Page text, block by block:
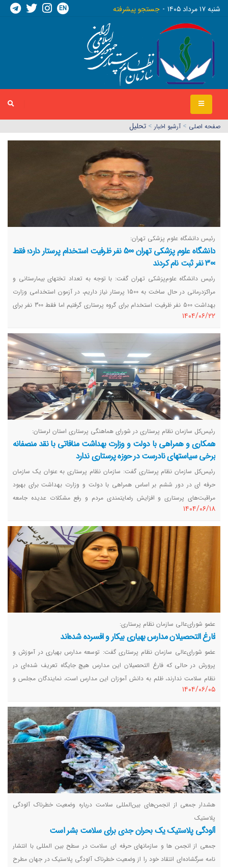
شنبه ١٧ مرداد ١٤٠٥ جستجو پیشرفته EN
صفحه اصلي > آرشیو اخبار > تحلیل
رئیس دانشگاه علوم پزشکی تهران:
دانشگاه علوم پزشکی تهران 500 نفر ظرفیت استخدام پرستار دارد؛ فقط
300 نفر ثبت نام کردند
رئیس دانشگاه علوم‌پزشکی تهران گفت: با توجه به تعداد تختهای بیمارستانی و
مراکزدرمانی در حال ساخت به 1500 پرستار نیاز داریم، در آزمون استخدامی وزارت
بهداشت 500 نفر ظرفیت استخدام برای گروه پرستاری گرفتیم اما فقط 300 نفر برای
این آزمون ثبت نام کردند.
١٤٠٤/٠٦/٢٢
رئیس‌کل سازمان نظام پرستاری در شورای هماهنگی پرستاری استان لرستان:
همکاری و همراهی با دولت و وزارت بهداشت منافاتی با نقد منصفانه
برخی سیاستهای نادرست در حوزه پرستاری ندارد
رئیس‌کل سازمان نظام پرستاری گفت: سازمان نظام پرستاری به عنوان یک سازمان
حرفه ای در دور ششم بر اساس همراهی با دولت و وزارت بهداشت برای بهبود
مراقبت‌های پرستاری و افزایش رضایتمندی مردم و رفع مشکلات عدیده جامعه
پرستاری حرکت می‌کند، ولی مواقعی که احساس می‌کنیم برخی سیاست‌ها و
برنامه‌ها نادرست است، به‌طور منصفانه و علمی آن را نقد می‌کنیم.
١٤٠٤/٠٦/١٨
عضو شورای‌عالی سازمان نظام پرستاری:
فارغ التحصیلان مدارس بهیاری بیکار و افسرده شده‌اند
عضو شورای‌عالی سازمان نظام پرستاری گفت: توسعه مدارس بهیاری در آموزش و
پرورش در حالی که فارغ التحصیلان این مدارس هیچ جایگاه تعریف شده‌ای در
نظام سلامت ندارند، ظلم به دانش آموزان این مدارس است، نمایندگان مجلس و
مسئولان وزارت بهداشت باید جلوی این اشتباه بزرگ و عقبگرد را بگیرند.
١٤٠٤/٠٦/٠٥
هشدار جمعی از انجمن‌های بین‌المللی سلامت درباره وضعیت خطرناک آلودگی
پلاستیک
آلودگی پلاستیک یک بحران جدی برای سلامت بشر است
جمعی از انجمن ها و سازمانهای حرفه ای سلامت در سطح بین المللی با انتشار
نامه سرگشاده‌ای انتقاد خود را از وضعیت خطرناک آلودگی پلاستیک در جهان مطرح